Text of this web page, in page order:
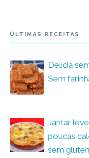
ÚLTIMAS RECEITAS
Delícia
Sem
Jantar
poucas
sem